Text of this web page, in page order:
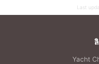
Last
Yacht